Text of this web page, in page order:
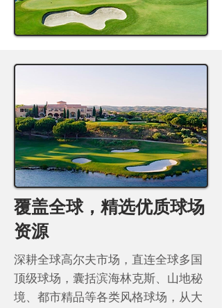
覆盖全球，精选优质球场
资源
深耕全球高尔夫市场，直连全球多国
顶级球场，囊括滨海林克斯、山地秘
境、都市精品等各类风格球场，从大